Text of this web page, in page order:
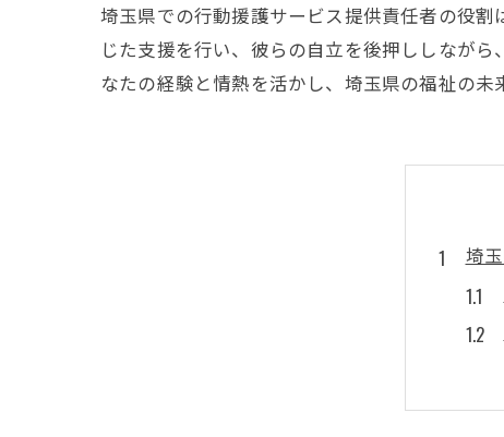
埼玉県での行動援護サービス提供責任者の役
じた支援を行い、彼らの自立を後押ししなが
なたの経験と情熱を活かし、埼玉県の福祉の未
埼